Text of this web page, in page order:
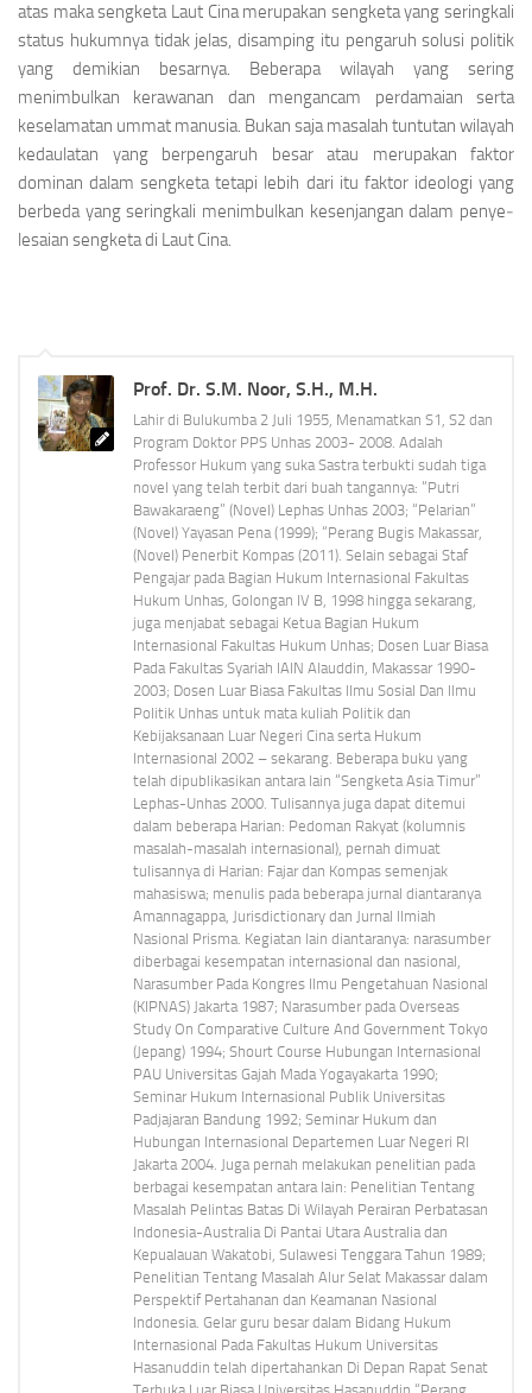
atas maka sengketa Laut Cina merupakan sengketa yang sering­kali
status hukumnya tidak jelas, disamping itu pengaruh solusi politik
yang demikian besarnya. Beberapa wilayah yang sering
menimbulkan kerawanan dan mengancam perdamaian serta
keselamatan ummat manusia. Bukan saja masalah tuntutan wilayah
kedaulatan yang berpengaruh besar atau merupakan faktor
dominan dalam sengketa tetapi lebih dari itu faktor ideologi yang
berbeda yang seringkali menimbulkan kesenjangan dalam penye­
lesaian sengketa di Laut Cina.
Prof. Dr. S.M. Noor, S.H., M.H.
Lahir di Bulukumba 2 Juli 1955, Menamatkan S1, S2 dan
Program Doktor PPS Unhas 2003- 2008. Adalah
Professor Hukum yang suka Sastra terbukti sudah tiga
novel yang telah terbit dari buah tangannya: “Putri
Bawakaraeng” (Novel) Lephas Unhas 2003; “Pelarian”
(Novel) Yayasan Pena (1999); “Perang Bugis Makassar,
(Novel) Penerbit Kompas (2011). Selain sebagai Staf
Pengajar pada Bagian Hukum Internasional Fakultas
Hukum Unhas, Golongan IV B, 1998 hingga sekarang,
juga menjabat sebagai Ketua Bagian Hukum
Internasional Fakultas Hukum Unhas; Dosen Luar Biasa
Pada Fakultas Syariah IAIN Alauddin, Makassar 1990-
2003; Dosen Luar Biasa Fakultas Ilmu Sosial Dan Ilmu
Politik Unhas untuk mata kuliah Politik dan
Kebijaksanaan Luar Negeri Cina serta Hukum
Internasional 2002 – sekarang. Beberapa buku yang
telah dipublikasikan antara lain “Sengketa Asia Timur”
Lephas-Unhas 2000. Tulisannya juga dapat ditemui
dalam beberapa Harian: Pedoman Rakyat (kolumnis
masalah-masalah internasional), pernah dimuat
tulisannya di Harian: Fajar dan Kompas semenjak
mahasiswa; menulis pada beberapa jurnal diantaranya
Amannagappa, Jurisdictionary dan Jurnal Ilmiah
Nasional Prisma. Kegiatan lain diantaranya: narasumber
diberbagai kesempatan internasional dan nasional,
Narasumber Pada Kongres Ilmu Pengetahuan Nasional
(KIPNAS) Jakarta 1987; Narasumber pada Overseas
Study On Comparative Culture And Government Tokyo
(Jepang) 1994; Shourt Course Hubungan Internasional
PAU Universitas Gajah Mada Yogayakarta 1990;
Seminar Hukum Internasional Publik Universitas
Padjajaran Bandung 1992; Seminar Hukum dan
Hubungan Internasional Departemen Luar Negeri RI
Jakarta 2004. Juga pernah melakukan penelitian pada
berbagai kesempatan antara lain: Penelitian Tentang
Masalah Pelintas Batas Di Wilayah Perairan Perbatasan
Indonesia-Australia Di Pantai Utara Australia dan
Kepualauan Wakatobi, Sulawesi Tenggara Tahun 1989;
Penelitian Tentang Masalah Alur Selat Makassar dalam
Perspektif Pertahanan dan Keamanan Nasional
Indonesia. Gelar guru besar dalam Bidang Hukum
Internasional Pada Fakultas Hukum Universitas
Hasanuddin telah dipertahankan Di Depan Rapat Senat